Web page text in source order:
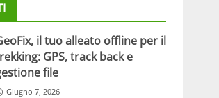
il tuo alleato offline per il
GPS, track back e
file
Giugno 7, 2026